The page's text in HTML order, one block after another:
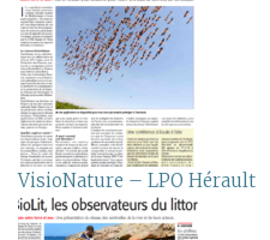
VisioNature – LPO Hérault